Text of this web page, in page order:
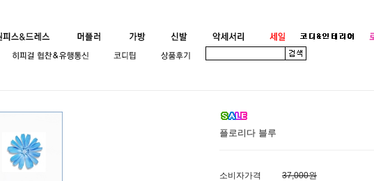
플로리다 블루
소비자가격 37,000원